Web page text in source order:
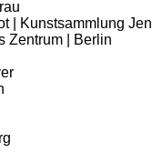
| Kunstsammlung
Zentrum | Berlin